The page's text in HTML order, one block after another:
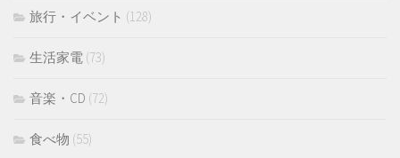
旅行・イベント (128)
生活家電 (73)
音楽・CD (72)
食べ物 (55)